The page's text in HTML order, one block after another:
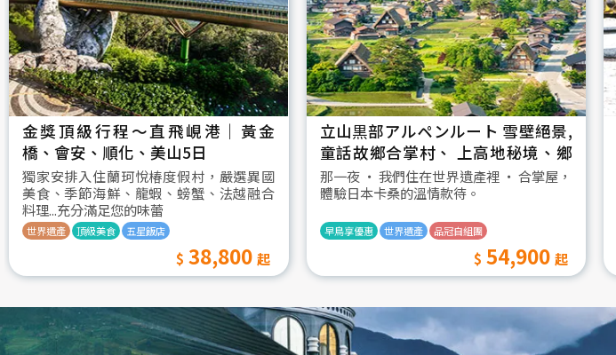
金獎頂級行程～直飛峴港｜黃金
橋、會安、順化、美山5日
獨家安排入住蘭珂悅椿度假村，嚴選異國
美食、季節海鮮、龍蝦、螃蟹、法越融合
料理...充分滿足您的味蕾
世界遺產 頂級美食 五星飯店
38,800
立山黒部アルペンルート 雪壁絕景,
童話故鄉合掌村、 上高地秘境、鄉
村古街町5日
那一夜 ‧ 我們住在世界遺產裡 ‧ 合掌屋，
體驗日本卡桑的溫情款待。
早鳥享優惠 世界遺產 品冠自組團
54,900